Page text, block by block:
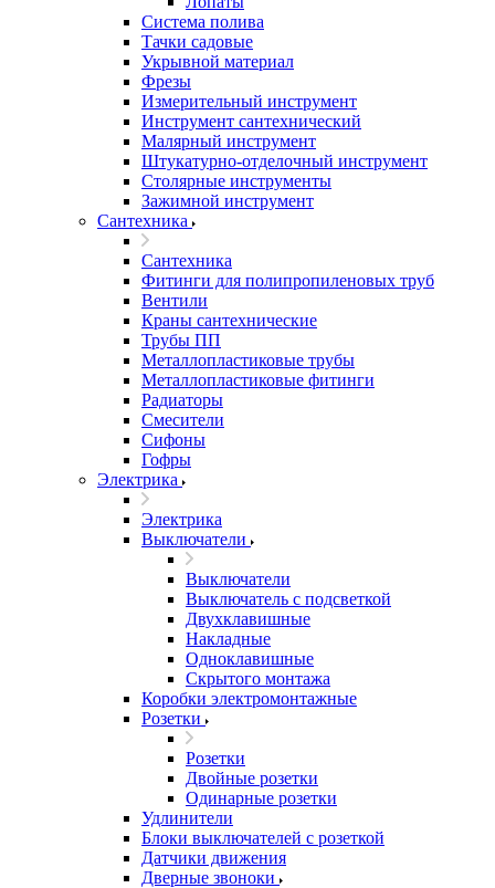
Система полива
Тачки садовые
Укрывной материал
Фрезы
Измерительный инструмент
Инструмент сантехнический
Малярный инструмент
Штукатурно-отделочный инструмент
Cтолярные инструменты
Зажимной инструмент
Сантехника
Сантехника
Фитинги для полипропиленовых труб
Вентили
Краны сантехнические
Трубы ПП
Металлопластиковые трубы
Металлопластиковые фитинги
Радиаторы
Смесители
Сифоны
Гофры
Электрика
Электрика
Выключатели
Выключатели
Выключатель с подсветкой
Двухклавишные
Накладные
Одноклавишные
Скрытого монтажа
Коробки электромонтажные
Розетки
Розетки
Двойные розетки
Одинарные розетки
Удлинители
Блоки выключателей с розеткой
Датчики движения
Дверные звоноки